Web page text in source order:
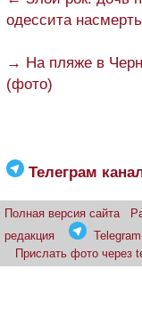
одессита
→ На пляже в
(фото)
Телеграм
Полная версия сайта
редакция
Прислать фото через